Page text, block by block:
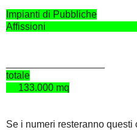
Impianti di Pubbliche
Affissioni
totale
133.000 mq
Se i numeri resteranno questi